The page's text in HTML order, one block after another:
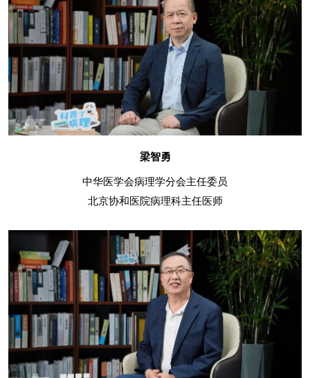
梁智勇
中华医学会病理学分会主任委员
北京协和医院病理科主任医师